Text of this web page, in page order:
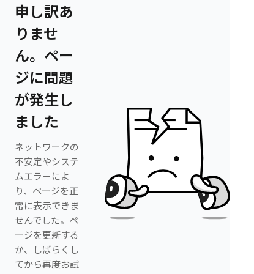
申し訳あ
りませ
ん。ペー
ジに問題
が発生し
ました
ネットワークの
不安定やシステ
ムエラーによ
り、ページを正
常に表示できま
せんでした。ペ
ージを更新する
か、しばらくし
てから再度お試